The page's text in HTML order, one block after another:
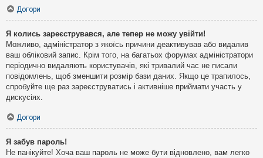
Догори
Я колись зареєструвався, але тепер не можу увійти!
Можливо, адміністратор з якоїсь причини деактивував або видалив
ваш обліковий запис. Крім того, на багатьох форумах адміністратори
періодично видаляють користувачів, які тривалий час не писали
повідомлень, щоб зменшити розмір бази даних. Якщо це трапилось,
спробуйте ще раз зареєструватись і активніше приймати участь у
дискусіях.
Догори
Я забув пароль!
Не панікуйте! Хоча ваш пароль не може бути відновлено, вам легко